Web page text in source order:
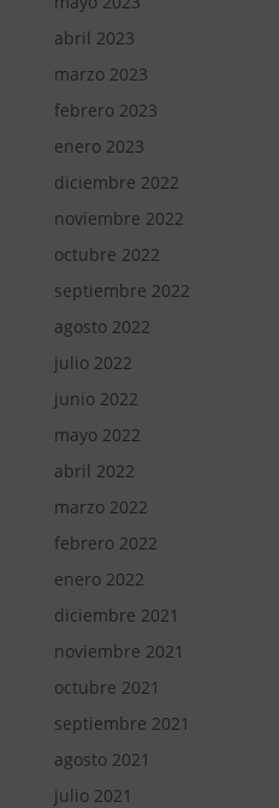
abril 2023
marzo 2023
febrero 2023
enero 2023
diciembre 2022
noviembre 2022
octubre 2022
septiembre 2022
agosto 2022
julio 2022
junio 2022
mayo 2022
abril 2022
marzo 2022
febrero 2022
enero 2022
diciembre 2021
noviembre 2021
octubre 2021
septiembre 2021
agosto 2021
julio 2021